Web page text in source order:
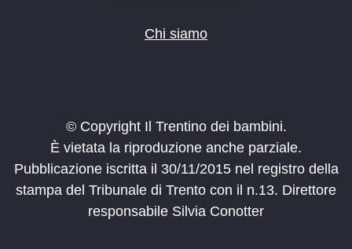
Chi siamo
© Copyright Il Trentino dei bambini.
È vietata la riproduzione anche parziale.
Pubblicazione iscritta il 30/11/2015 nel registro della
stampa del Tribunale di Trento con il n.13. Direttore
responsabile Silvia Conotter